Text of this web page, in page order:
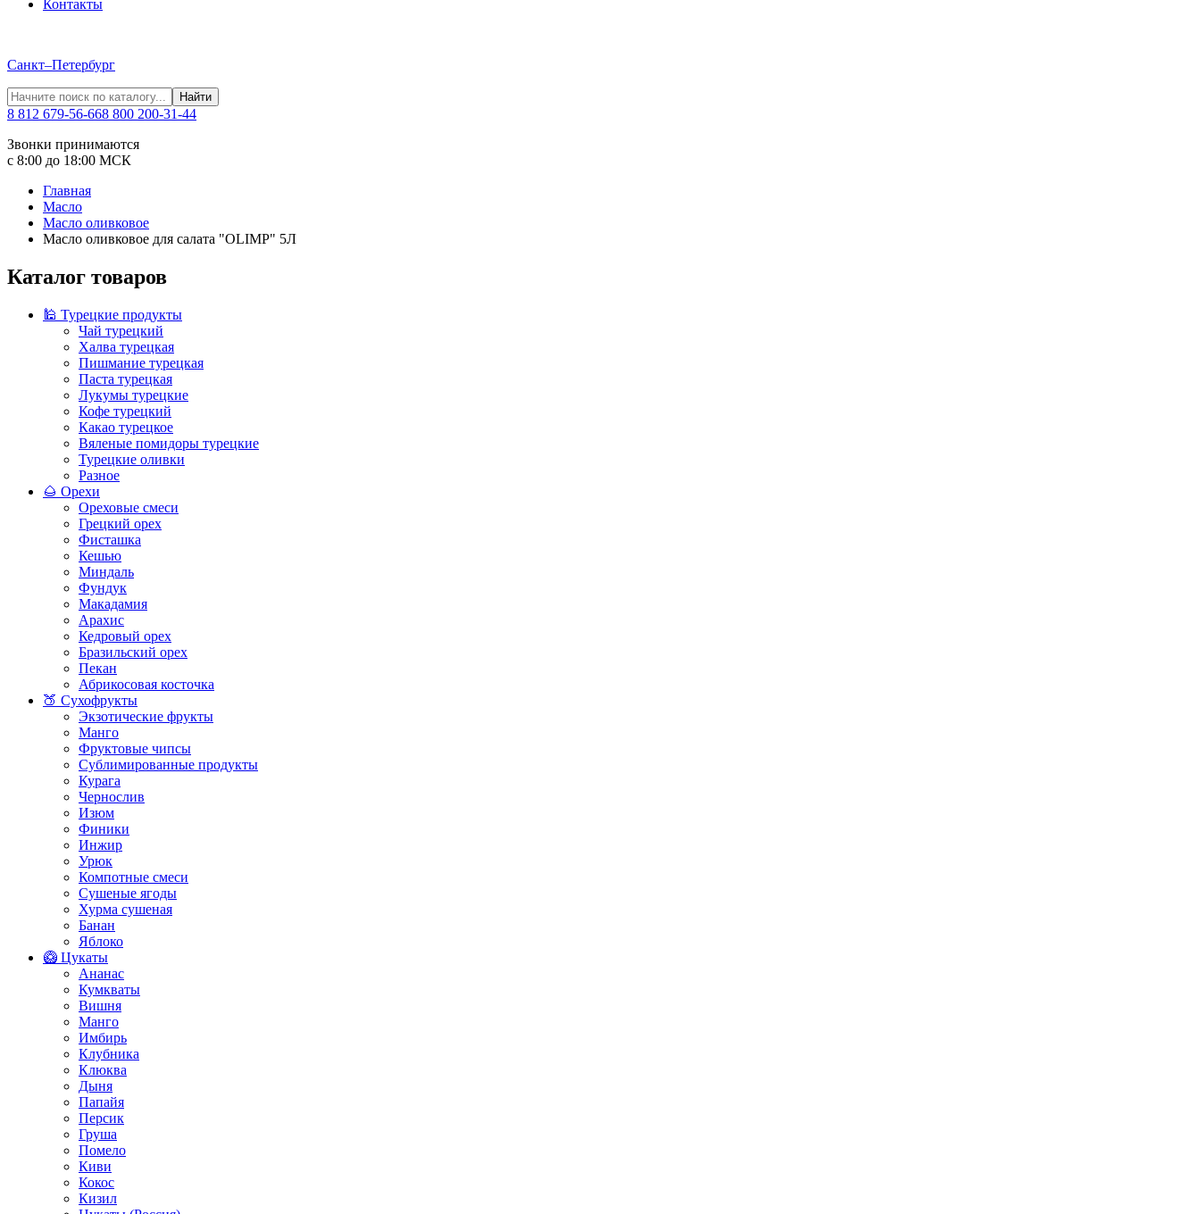
Контакты
Санкт–Петербург
Найти
8 812 679-56-668 800 200-31-44
Звонки принимаются
с 8:00 до 18:00 МСК
Главная
Масло
Масло оливковое
Масло оливковое для салата "OLIMP" 5Л
Каталог товаров
🕌 Турецкие продукты
Чай турецкий
Халва турецкая
Пишмание турецкая
Паста турецкая
Лукумы турецкие
Кофе турецкий
Какао турецкое
Вяленые помидоры турецкие
Турецкие оливки
Разное
🌰 Орехи
Ореховые смеси
Грецкий орех
Фисташка
Кешью
Миндаль
Фундук
Макадамия
Арахис
Кедровый орех
Бразильский орех
Пекан
Абрикосовая косточка
🍑 Сухофрукты
Экзотические фрукты
Манго
Фруктовые чипсы
Сублимированные продукты
Курага
Чернослив
Изюм
Финики
Инжир
Урюк
Компотные смеси
Сушеные ягоды
Хурма сушеная
Банан
Яблоко
🥝 Цукаты
Ананас
Кумкваты
Вишня
Манго
Имбирь
Клубника
Клюква
Дыня
Папайя
Персик
Груша
Помело
Киви
Кокос
Кизил